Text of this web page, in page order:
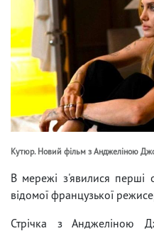
Кутюр. Новий фільм з Анджеліною
В мережі з'явилися перші
відомої французької
Стрічка з Анджеліною